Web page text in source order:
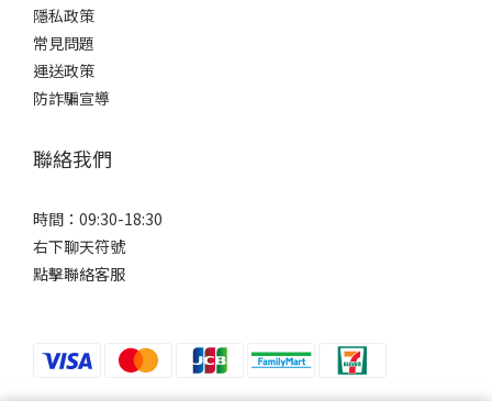
隱私政策
常見問題
運送政策
防詐騙宣導
聯絡我們
時間：09:30-18:30
右下聊天符號
點擊聯絡客服